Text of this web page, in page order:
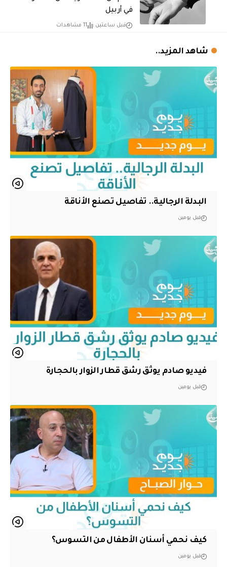
في أربيل
قبل ساعتين 11 مشاهدات
شاهد المزيد..
البدلة الرجالية.. تفاصيل تصنع الأناقة
قبل يومين
فيديو صادم يوثق رشق قطار الزوار بالحجارة
قبل يومين
كيف نحمي أسنان الأطفال من التسوس؟
قبل يومين